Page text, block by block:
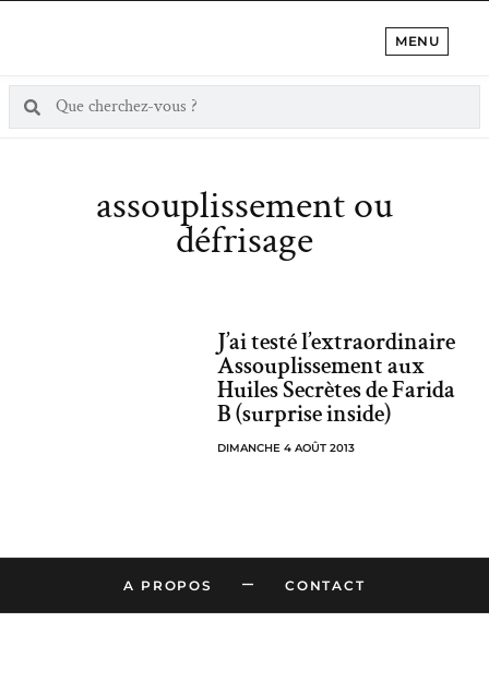
MENU
assouplissement ou
défrisage
J’ai testé l’extraordinaire
Assouplissement aux
Huiles Secrètes de Farida
B (surprise inside)
DIMANCHE 4 AOÛT 2013
A PROPOS – CONTACT